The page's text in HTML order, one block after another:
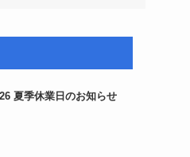
夏季休業日のお知らせ